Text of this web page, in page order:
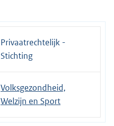
Privaatrechtelijk -
Stichting
Volksgezondheid,
Welzijn en Sport